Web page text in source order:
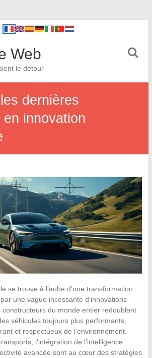
Web
le détour
dernières
innovation
se trouve à l’aube d’une transformation
une vague incessante d’innovations
du monde entier redoublent
véhicules toujours plus performants,
et respectueux de l’environnement.
l’intégration de l’intelligence
avancée sont au cœur des stratégies